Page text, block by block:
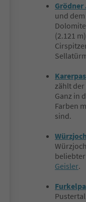
Grödner
und dem
(2.121
zählt
Ganz in
Farben
sind.
Würzjoch
Geisler.